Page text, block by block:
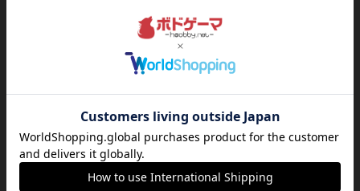
1988年にAvalon Hill社が出版した『West of Ala...
約2時間前by Chaco
ヤンクス：ASLモジュール3
1987年にAvalon Hill社が出版した『Yanks』に付属
のマ...
約2時間前by Chaco
パラトルーパー